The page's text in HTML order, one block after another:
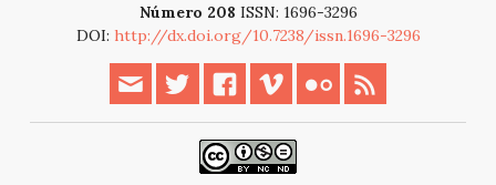
Número 208 ISSN: 1696-3296
DOI: http://dx.doi.org/10.7238/issn.1696-3296